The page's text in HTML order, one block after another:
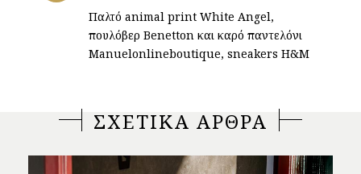
Παλτό animal print White Angel,
πουλόβερ Benetton και καρό παντελόνι
Manuelonlineboutique, sneakers H&M
ΣΧΕΤΙΚΑ ΑΡΘΡΑ